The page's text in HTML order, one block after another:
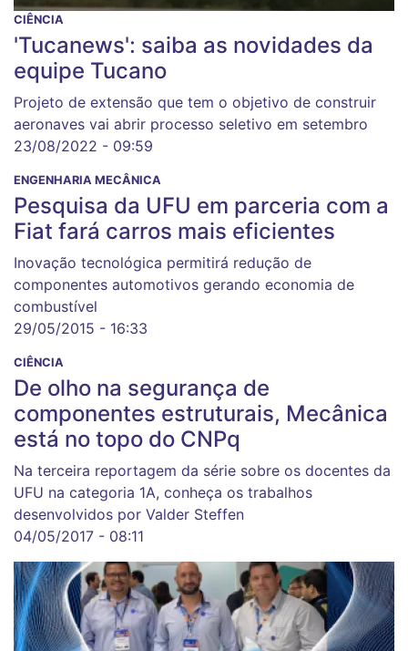
CIÊNCIA
'Tucanews': saiba as novidades da
equipe Tucano
Projeto de extensão que tem o objetivo de construir
aeronaves vai abrir processo seletivo em setembro
23/08/2022 - 09:59
ENGENHARIA MECÂNICA
Pesquisa da UFU em parceria com a
Fiat fará carros mais eficientes
Inovação tecnológica permitirá redução de
componentes automotivos gerando economia de
combustível
29/05/2015 - 16:33
CIÊNCIA
De olho na segurança de
componentes estruturais, Mecânica
está no topo do CNPq
Na terceira reportagem da série sobre os docentes da
UFU na categoria 1A, conheça os trabalhos
desenvolvidos por Valder Steffen
04/05/2017 - 08:11